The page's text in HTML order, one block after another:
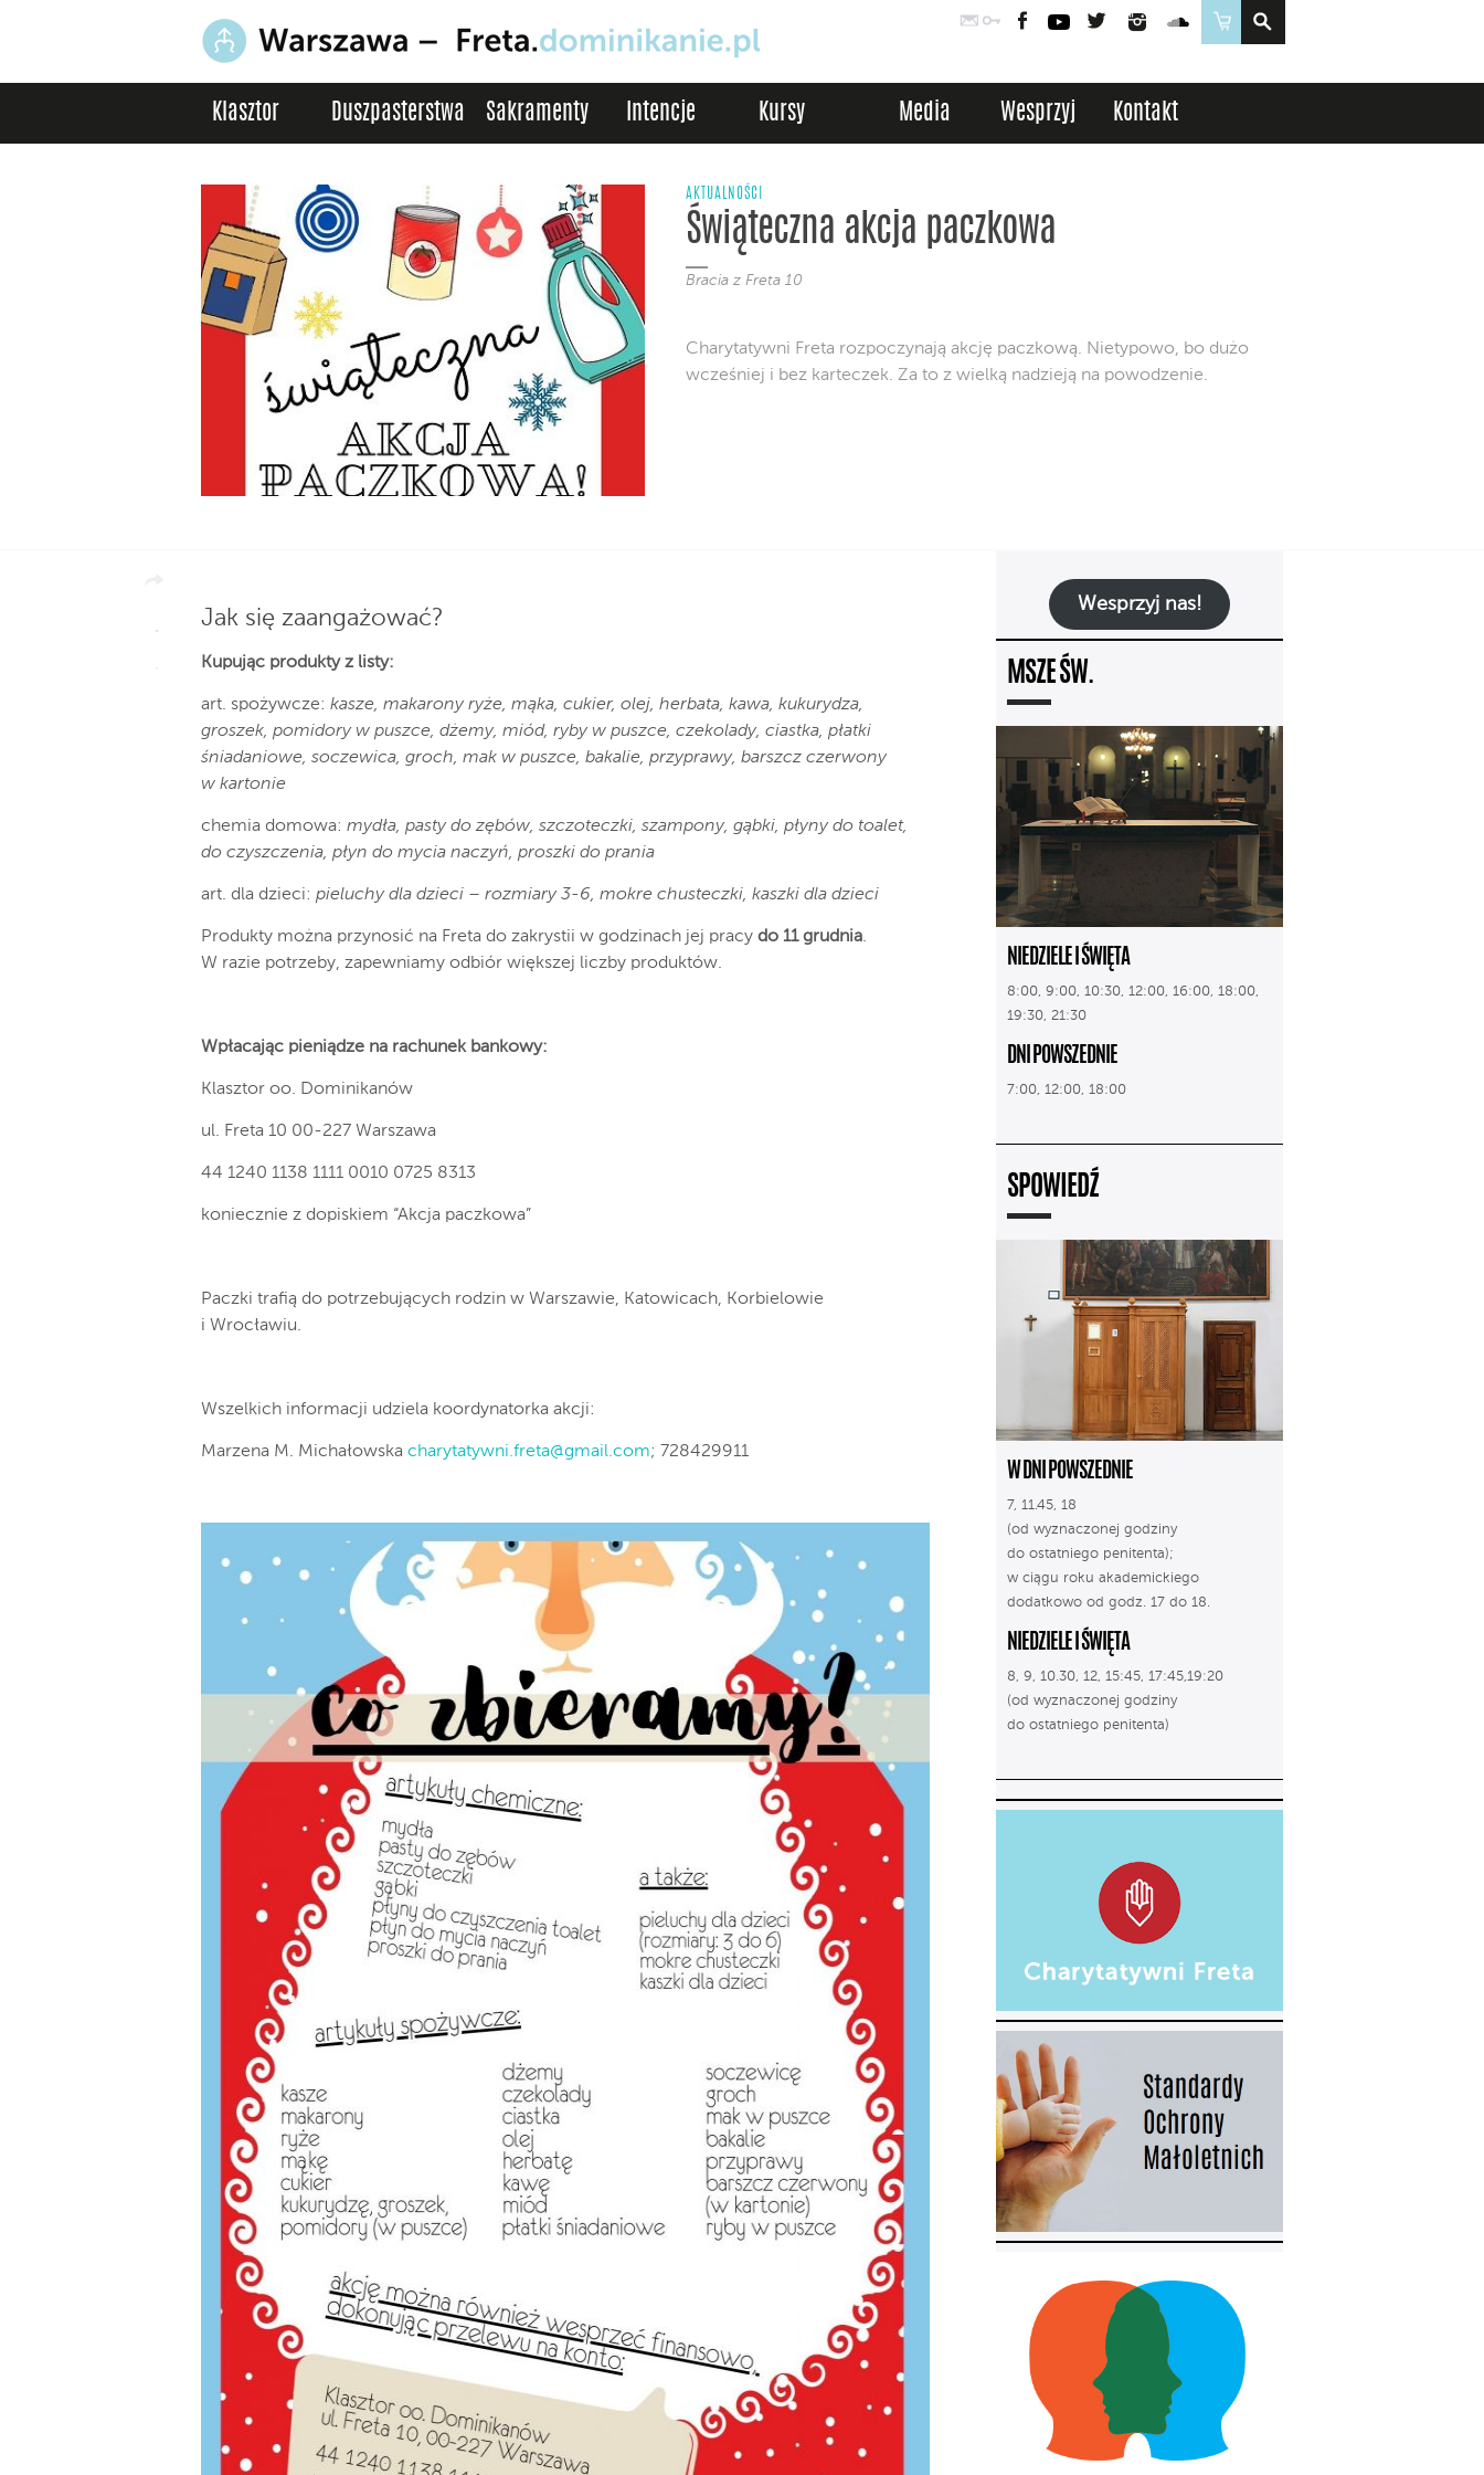
PocztaLogowanie
FacebookYouTubeTwitter InstagramSoundCloud
Sklep
Klasztor Duszpasterstwa Sakramenty Intencje Kursy Media Wesprzyj Kontakt
AKTUALNOŚCI
Świąteczna akcja paczkowa
Bracia z Freta 10
Charytatywni Freta rozpoczynają akcję paczkową. Nietypowo, bo dużo
wcześniej i bez karteczek. Za to z wielką nadzieją na powodzenie.
Jak się zaangażować?
Kupując produkty z listy:
art. spożywcze: kasze, makarony ryże, mąka, cukier, olej, herbata, kawa, kukurydza,
groszek, pomidory w puszce, dżemy, miód, ryby w puszce, czekolady, ciastka, płatki
śniadaniowe, soczewica, groch, mak w puszce, bakalie, przyprawy, barszcz czerwony
w kartonie
chemia domowa: mydła, pasty do zębów, szczoteczki, szampony, gąbki, płyny do toalet,
do czyszczenia, płyn do mycia naczyń, proszki do prania
art. dla dzieci: pieluchy dla dzieci – rozmiary 3-6, mokre chusteczki, kaszki dla dzieci
Produkty można przynosić na Freta do zakrystii w godzinach jej pracy do 11 grudnia.
W razie potrzeby, zapewniamy odbiór większej liczby produktów.
Wpłacając pieniądze na rachunek bankowy:
Klasztor oo. Dominikanów
ul. Freta 10 00-227 Warszawa
44 1240 1138 1111 0010 0725 8313
koniecznie z dopiskiem “Akcja paczkowa”
Paczki trafią do potrzebujących rodzin w Warszawie, Katowicach, Korbielowie
i Wrocławiu.
Wszelkich informacji udziela koordynatorka akcji:
Marzena M. Michałowska charytatywni.freta@gmail.com; 728429911
Wesprzyj nas!
MSZE ŚW.
NIEDZIELE I ŚWIĘTA
8:00, 9:00, 10:30, 12:00, 16:00, 18:00,
19:30, 21:30
DNI POWSZEDNIE
7:00, 12:00, 18:00
SPOWIEDŹ
W DNI POWSZEDNIE
7, 11.45, 18
(od wyznaczonej godziny
do ostatniego penitenta);
w ciągu roku akademickiego
dodatkowo od godz. 17 do 18.
NIEDZIELE I ŚWIĘTA
8, 9, 10.30, 12, 15:45, 17:45,19:20
(od wyznaczonej godziny
do ostatniego penitenta)